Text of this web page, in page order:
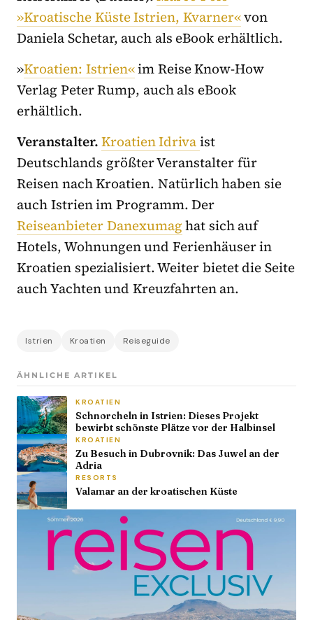
»Kroatische Küste Istrien, Kvarner«von
Daniela Schetar, auch als eBook erhältlich.
»Kroatien: Istrien«im Reise Know-How
Verlag Peter Rump, auch als eBook
erhältlich.
Veranstalter.Kroatien Idrivaist
Deutschlands größter Veranstalter für
Reisen nach Kroatien. Natürlich haben sie
auch Istrien im Programm. Der
Reiseanbieter Danexumaghat sich auf
Hotels, Wohnungen und Ferienhäuser in
Kroatien spezialisiert. Weiter bietet die Seite
auch Yachten und Kreuzfahrten an.
Istrien Kroatien Reiseguide
ÄHNLICHE ARTIKEL
KROATIEN
Schnorcheln in Istrien: Dieses Projekt
bewirbt schönste Plätze vor der Halbinsel
KROATIEN
Zu Besuch in Dubrovnik: Das Juwel an der
Adria
RESORTS
Valamar an der kroatischen Küste